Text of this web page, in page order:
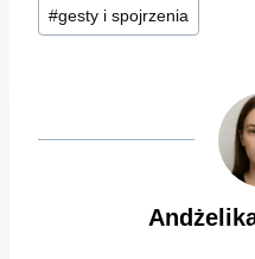
wpisu:
#gesty i spojrzenia